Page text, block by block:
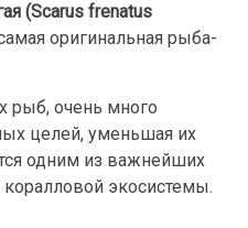
(Scarus frenatus
оригинальная рыба-
рыб, очень много
целей, уменьшая их
одним из важнейших
экосистемы.